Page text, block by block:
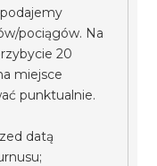
pociągów. Na
20
miejsce
punktualnie.
datą